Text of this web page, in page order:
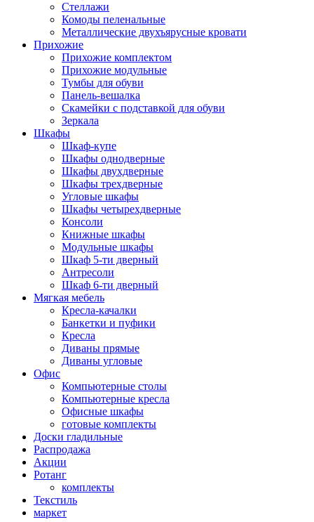
Стеллажи
Комоды пеленальные
Металлические двухъярусные кровати
Прихожие
Прихожие комплектом
Прихожие модульные
Тумбы для обуви
Панель-вешалка
Скамейки с подставкой для обуви
Зеркала
Шкафы
Шкаф-купе
Шкафы однодверные
Шкафы двухдверные
Шкафы трехдверные
Угловые шкафы
Шкафы четырехдверные
Консоли
Книжные шкафы
Модульные шкафы
Шкаф 5-ти дверный
Антресоли
Шкаф 6-ти дверный
Мягкая мебель
Кресла-качалки
Банкетки и пуфики
Кресла
Диваны прямые
Диваны угловые
Офис
Компьютерные столы
Компьютерные кресла
Офисные шкафы
готовые комплекты
Доски гладильные
Распродажа
Акции
Ротанг
комплекты
Текстиль
маркет